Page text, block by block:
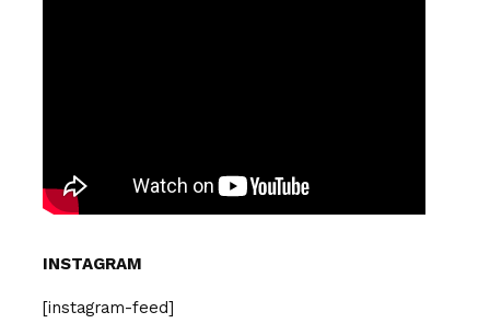
INSTAGRAM
[instagram-feed]